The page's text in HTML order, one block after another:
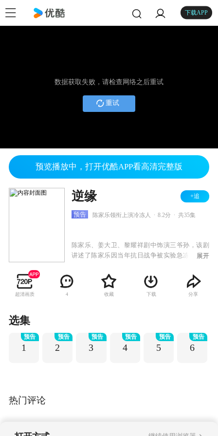
下载APP
数据获取失败，请检查网络之后重试
重试
预览播放中，打开优酷APP看高清完整版
逆缘 +追
预告 陈家乐领衔上演冷冻人 8.2分 共35集
陈家乐、姜大卫、黎耀祥剧中饰演三爷孙，该剧
讲述了陈家乐因当年抗日战争被实验急冻，到现
展开
超清画质 4 收藏 下载 分享
选集
1
预告
2
预告
3
预告
4
预告
5
预告
6
预告
热门评论